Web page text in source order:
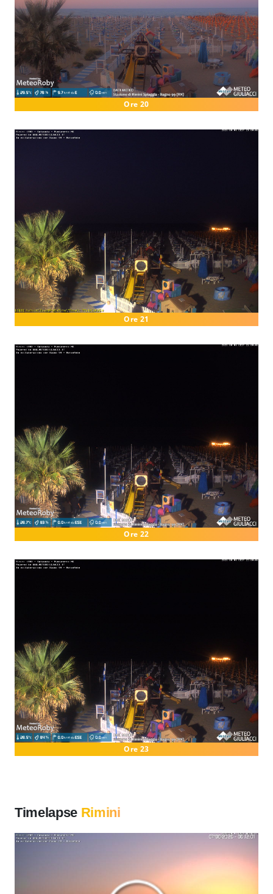
Ore 20
Ore 21
Ore 22
Ore 23
Timelapse Rimini